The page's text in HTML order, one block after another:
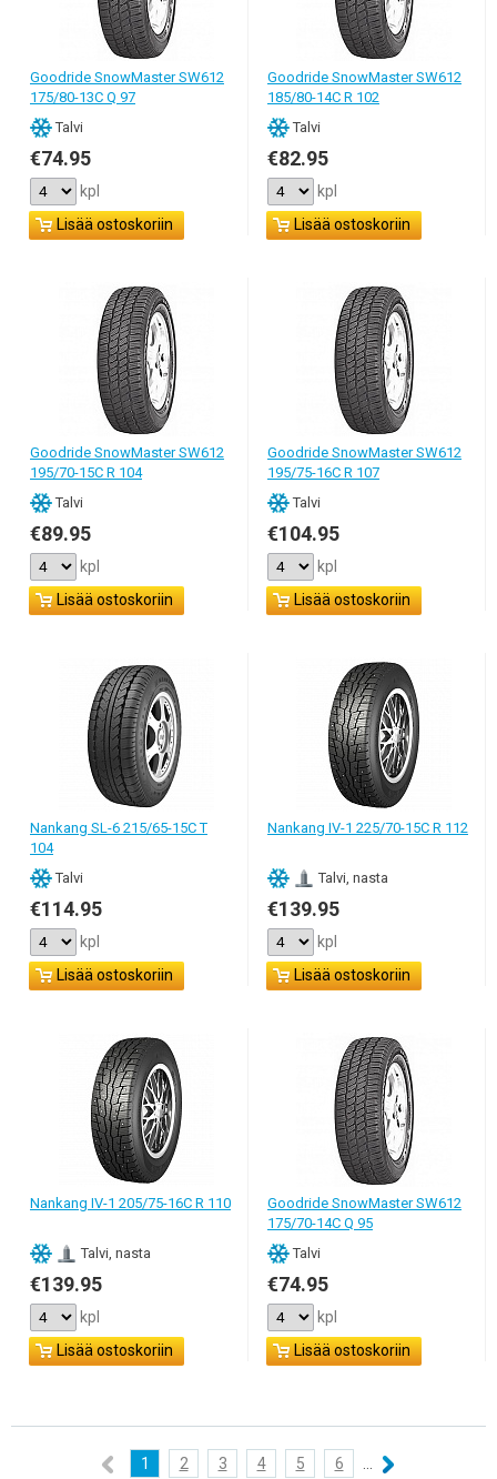
Goodride SnowMaster SW612
175/80-13C Q 97
Talvi
€74.95
kpl
Lisää ostoskoriin
Goodride SnowMaster SW612
185/80-14C R 102
Talvi
€82.95
kpl
Lisää ostoskoriin
Goodride SnowMaster SW612
195/70-15C R 104
Talvi
€89.95
kpl
Lisää ostoskoriin
Goodride SnowMaster SW612
195/75-16C R 107
Talvi
€104.95
kpl
Lisää ostoskoriin
Nankang SL-6 215/65-15C T
104
Talvi
€114.95
kpl
Lisää ostoskoriin
Nankang IV-1 225/70-15C R 112
Talvi, nasta
€139.95
kpl
Lisää ostoskoriin
Nankang IV-1 205/75-16C R 110
Talvi, nasta
€139.95
kpl
Lisää ostoskoriin
Goodride SnowMaster SW612
175/70-14C Q 95
Talvi
€74.95
kpl
Lisää ostoskoriin
1 2 3 4 5 6